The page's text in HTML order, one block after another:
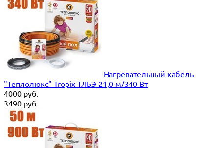
Нагревательный кабель
"Теплолюкс" Tropix ТЛБЭ 21,0 м/340 Вт
4000 руб.
3490 руб.